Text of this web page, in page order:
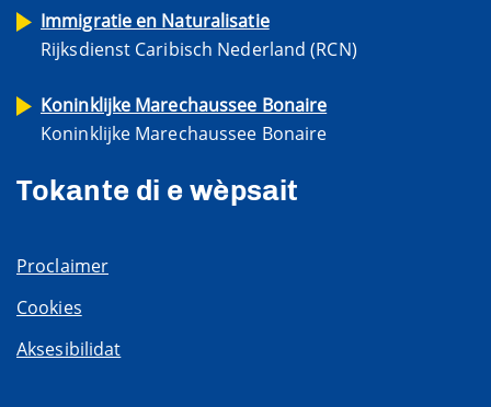
Immigratie en Naturalisatie
Rijksdienst Caribisch Nederland (RCN)
Koninklijke Marechaussee Bonaire
Koninklijke Marechaussee Bonaire
Tokante di e wèpsait
Proclaimer
Cookies
Aksesibilidat